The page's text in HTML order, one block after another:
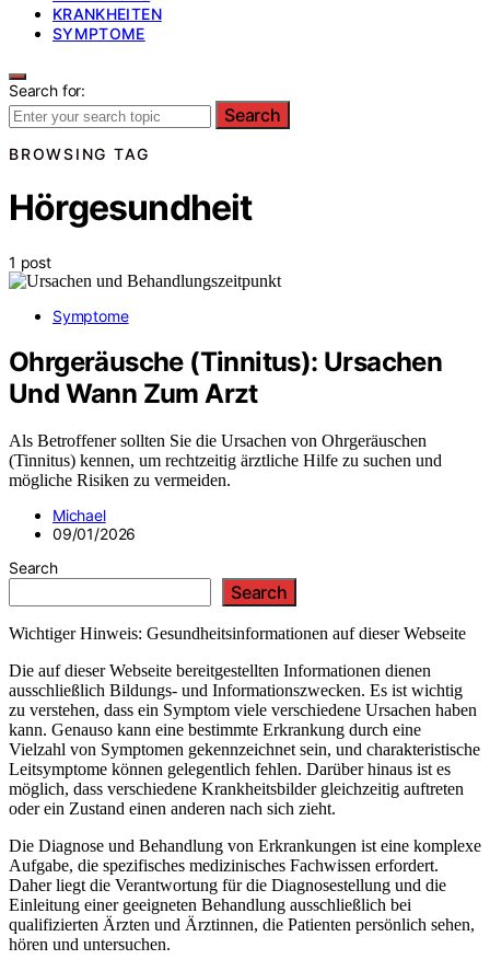
KRANKHEITEN
SYMPTOME
Search for:
Search
BROWSING TAG
Hörgesundheit
1 post
Symptome
Ohrgeräusche (Tinnitus): Ursachen
Und Wann Zum Arzt
Als Betroffener sollten Sie die Ursachen von Ohrgeräuschen
(Tinnitus) kennen, um rechtzeitig ärztliche Hilfe zu suchen und
mögliche Risiken zu vermeiden.
Michael
09/01/2026
Search
Search
Wichtiger Hinweis: Gesundheitsinformationen auf dieser Webseite
Die auf dieser Webseite bereitgestellten Informationen dienen
ausschließlich Bildungs- und Informationszwecken. Es ist wichtig
zu verstehen, dass ein Symptom viele verschiedene Ursachen haben
kann. Genauso kann eine bestimmte Erkrankung durch eine
Vielzahl von Symptomen gekennzeichnet sein, und charakteristische
Leitsymptome können gelegentlich fehlen. Darüber hinaus ist es
möglich, dass verschiedene Krankheitsbilder gleichzeitig auftreten
oder ein Zustand einen anderen nach sich zieht.
Die Diagnose und Behandlung von Erkrankungen ist eine komplexe
Aufgabe, die spezifisches medizinisches Fachwissen erfordert.
Daher liegt die Verantwortung für die Diagnosestellung und die
Einleitung einer geeigneten Behandlung ausschließlich bei
qualifizierten Ärzten und Ärztinnen, die Patienten persönlich sehen,
hören und untersuchen.